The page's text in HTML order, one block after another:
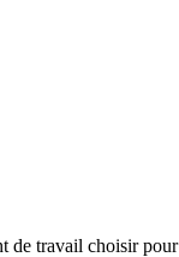
de travail choisir